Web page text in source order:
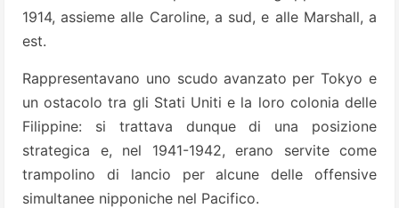
1914, assieme alle Caroline, a sud, e alle Marshall, a
est.
Rappresentavano uno scudo avanzato per Tokyo e
un ostacolo tra gli Stati Uniti e la loro colonia delle
Filippine: si trattava dunque di una posizione
strategica e, nel 1941-1942, erano servite come
trampolino di lancio per alcune delle offensive
simultanee nipponiche nel Pacifico.